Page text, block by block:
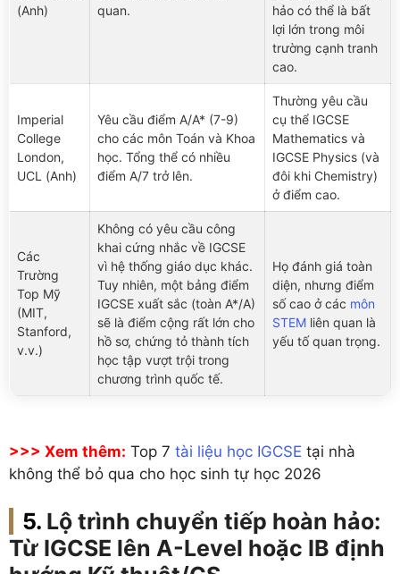
(Anh)
quan.
hảo có thể là bất
lợi lớn trong môi
trường cạnh tranh
cao.
Imperial
College
London,
UCL (Anh)
Yêu cầu điểm A/A* (7-9)
cho các môn Toán và Khoa
học. Tổng thể có nhiều
điểm A/7 trở lên.
Thường yêu cầu
cụ thể IGCSE
Mathematics và
IGCSE Physics (và
đôi khi Chemistry)
ở điểm cao.
Các
Trường
Top Mỹ
(MIT,
Stanford,
v.v.)
Không có yêu cầu công
khai cứng nhắc về IGCSE
vì hệ thống giáo dục khác.
Tuy nhiên, một bảng điểm
IGCSE xuất sắc (toàn A*/A)
sẽ là điểm cộng rất lớn cho
hồ sơ, chứng tỏ thành tích
học tập vượt trội trong
chương trình quốc tế.
Họ đánh giá toàn
diện, nhưng điểm
số cao ở các môn
STEM liên quan là
yếu tố quan trọng.
>>> Xem thêm: Top 7 tài liệu học IGCSE tại nhà
không thể bỏ qua cho học sinh tự học 2026
Lộ trình chuyển tiếp hoàn hảo:
Từ IGCSE lên A-Level hoặc IB định